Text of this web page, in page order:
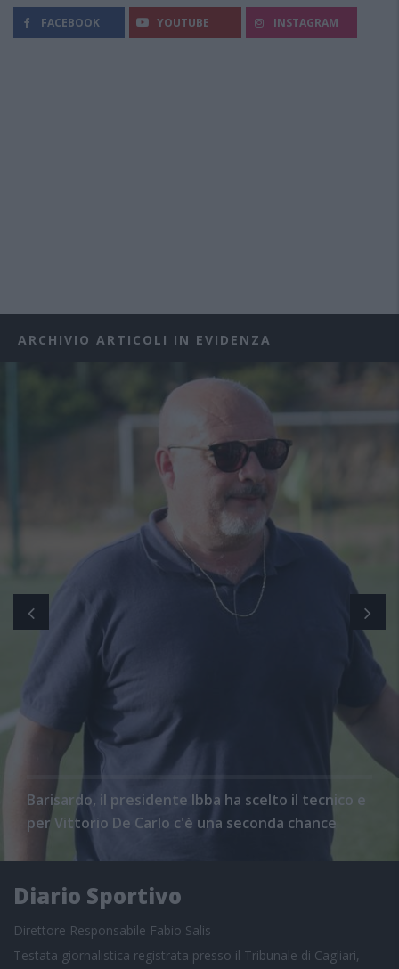
FACEBOOK YOUTUBE INSTAGRAM
ARCHIVIO ARTICOLI IN EVIDENZA
Barisardo, il presidente Ibba ha scelto il tecnico e
per Vittorio De Carlo c'è una seconda chance
Diario Sportivo
Direttore Responsabile Fabio Salis
Testata giornalistica registrata presso il Tribunale di Cagliari,